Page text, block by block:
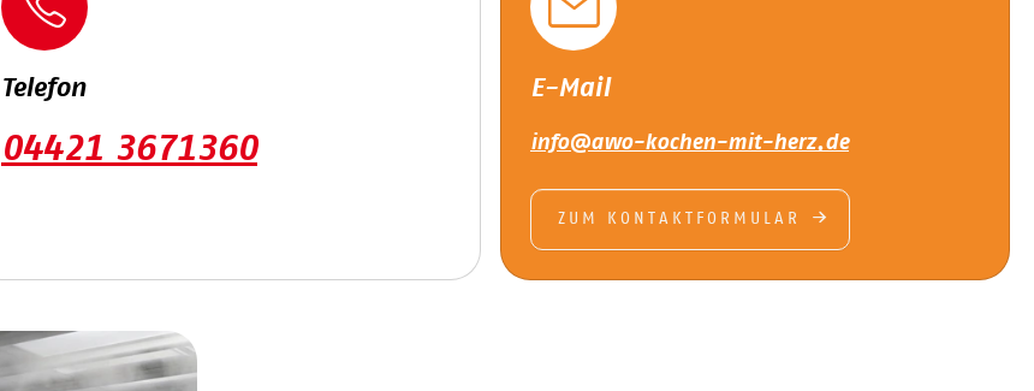
Telefon
04421 3671360
E-Mail
info@awo-kochen-mit-herz.de
ZUM KONTAKTFORMULAR